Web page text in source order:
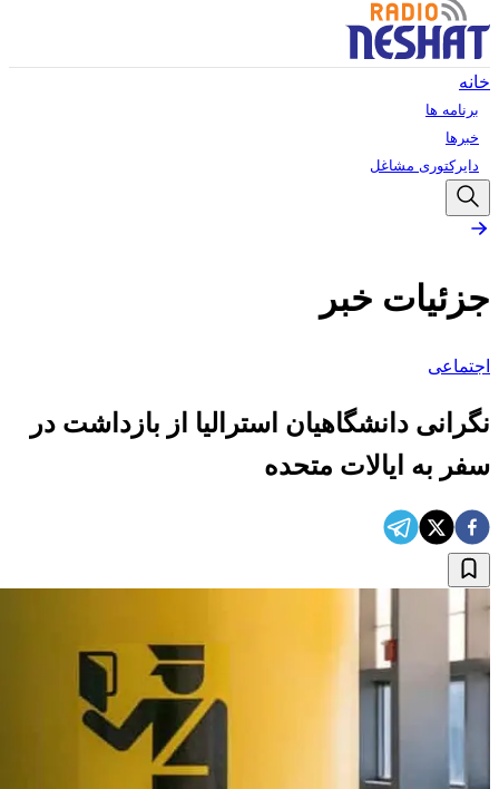
خانه
برنامه ها
خبرها
دایرکتوری مشاغل
جزئیات خبر
اجتماعی
نگرانی دانشگاهیان استرالیا از بازداشت در
سفر به ایالات متحده